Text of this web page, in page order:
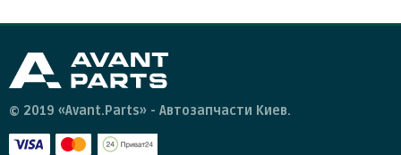
© 2019 «Avant.Parts» - Автозапчасти Киев.